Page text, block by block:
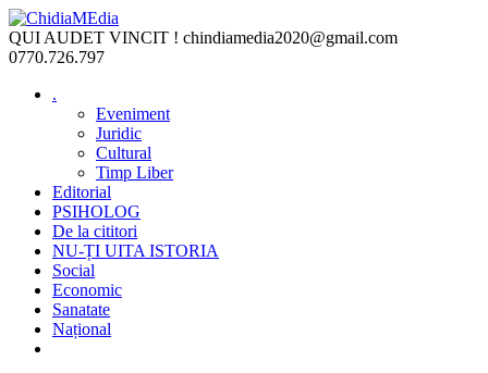
Skip
to
content
QUI AUDET VINCIT ! chindiamedia2020@gmail.com
0770.726.797
.
Eveniment
Juridic
Cultural
Timp Liber
Editorial
PSIHOLOG
De la cititori
NU-ȚI UITA ISTORIA
Social
Economic
Sanatate
Național